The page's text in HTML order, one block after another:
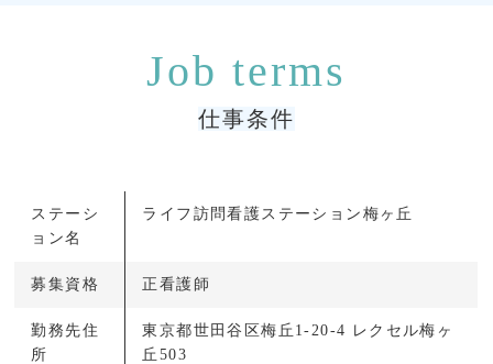
仕事条件
ステーシ
ョン名
ライフ訪問看護ステーション梅ヶ丘
募集資格 正看護師
勤務先住
所
東京都世田谷区梅丘1-20-4 レクセル梅ヶ
丘503